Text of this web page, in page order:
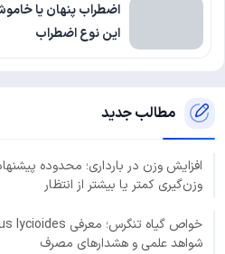
اضطراب پنهان یا
این نوع اضطراب
مطالب جدید
وزن‌گیری کمتر یا بیشتر از انتظار
شواهد علمی و هشدارهای مصرف